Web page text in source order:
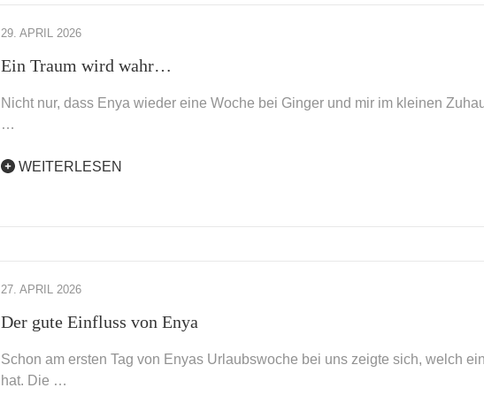
29. APRIL 2026
Ein Traum wird wahr…
Nicht nur, dass Enya wieder eine Woche bei Ginger und mir im kleinen
…
WEITERLESEN
27. APRIL 2026
Der gute Einfluss von Enya
Schon am ersten Tag von Enyas Urlaubswoche bei uns zeigte sich, welch
hat. Die …